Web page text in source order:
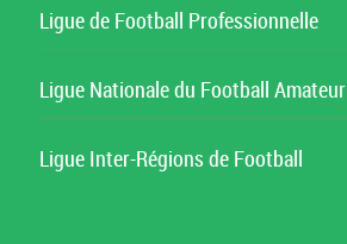
Ligue de Football Professionnelle
Ligue Nationale du Football Amateur
Ligue Inter-Régions de Football